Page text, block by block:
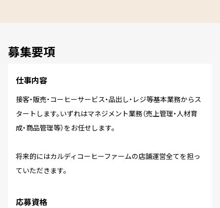
募集要項
仕事内容
接客・販売・コーヒーサービス・品出し・レジ等基本業務からス
タートします。いずれはマネジメント業務（売上管理・人材育
成・商品管理等）をお任せします。
将来的にはカルディコーヒーファームの店舗運営全てを担っ
ていただきます。
応募資格